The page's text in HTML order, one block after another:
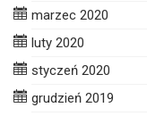
marzec 2020
luty 2020
styczeń 2020
grudzień 2019